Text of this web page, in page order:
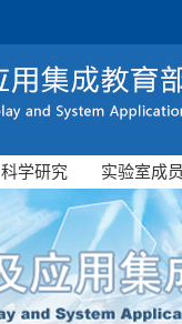
科学研究 实验室成